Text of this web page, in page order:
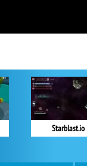
Starblast.io